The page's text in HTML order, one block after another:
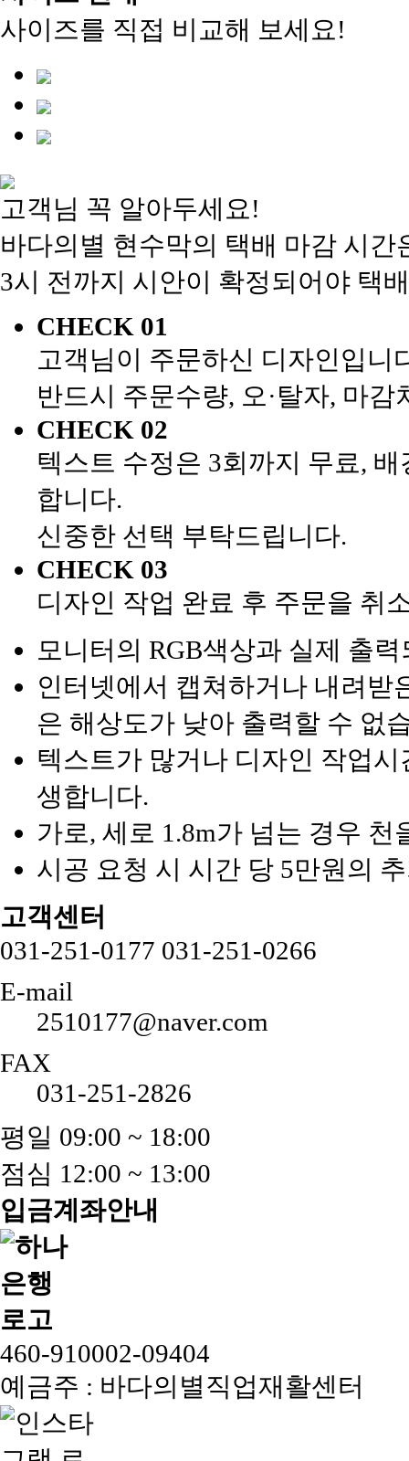
사이즈를 직접 비교해 보세요!
고객님 꼭 알아두세요!
바다의별 현수막의 택배 마감 시간
3시 전까지 시안이 확정되어야 택
CHECK 01
고객님이 주문하신 디자인입니
반드시 주문수량, 오·탈자, 마
CHECK 02
텍스트 수정은 3회까지 무료,
합니다.
신중한 선택 부탁드립니다.
CHECK 03
디자인 작업 완료 후 주문을 취
모니터의 RGB색상과 실제 출
인터넷에서 캡쳐하거나 내려받
은 해상도가 낮아 출력할 수 없
텍스트가 많거나 디자인 작업
생합니다.
가로, 세로 1.8m가 넘는 경우
시공 요청 시 시간 당 5만원의
고객센터
031-251-0177 031-251-0266
E-mail
2510177@naver.com
FAX
031-251-2826
평일 09:00 ~ 18:00
점심 12:00 ~ 13:00
입금계좌안내
460-910002-09404
예금주 : 바다의별직업재활센터